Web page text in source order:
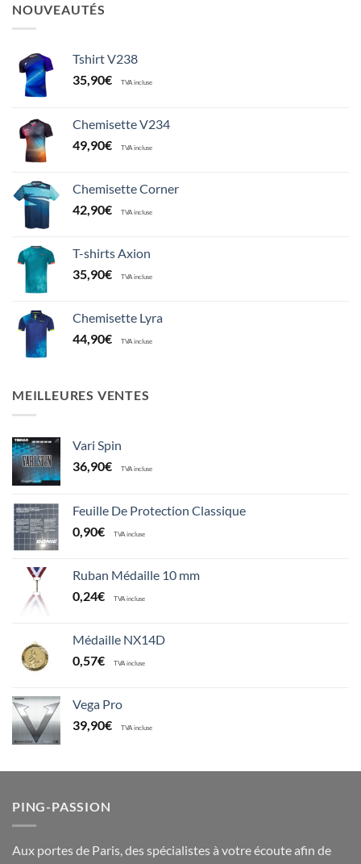
NOUVEAUTÉS
Tshirt V238
35,90€ TVA incluse
Chemisette V234
49,90€ TVA incluse
Chemisette Corner
42,90€ TVA incluse
T-shirts Axion
35,90€ TVA incluse
Chemisette Lyra
44,90€ TVA incluse
MEILLEURES VENTES
Vari Spin
36,90€ TVA incluse
Feuille De Protection Classique
0,90€ TVA incluse
Ruban Médaille 10 mm
0,24€ TVA incluse
Médaille NX14D
0,57€ TVA incluse
Vega Pro
39,90€ TVA incluse
PING-PASSION
Aux portes de Paris, des spécialistes à votre écoute afin de